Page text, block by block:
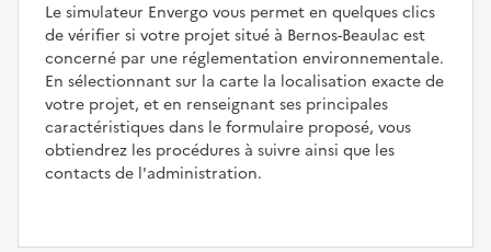
Le simulateur Envergo vous permet en quelques clics
de vérifier si votre projet situé à Bernos-Beaulac est
concerné par une réglementation environnementale.
En sélectionnant sur la carte la localisation exacte de
votre projet, et en renseignant ses principales
caractéristiques dans le formulaire proposé, vous
obtiendrez les procédures à suivre ainsi que les
contacts de l'administration.